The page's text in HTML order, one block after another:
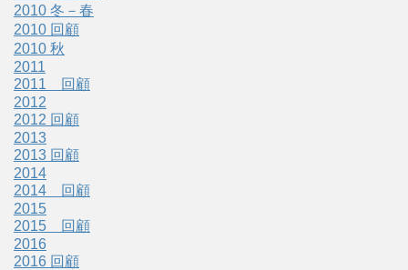
2010 冬－春
2010 回顧
2010 秋
2011
2011 回顧
2012
2012 回顧
2013
2013 回顧
2014
2014 回顧
2015
2015 回顧
2016
2016 回顧